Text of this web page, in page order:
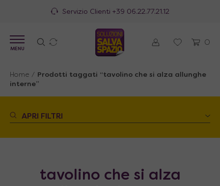
Servizio Clienti +39 06.22.77.21.12
0
MENU
Home /
Prodotti taggati “tavolino che si alza allunghe
interne”
APRI FILTRI
tavolino che si alza